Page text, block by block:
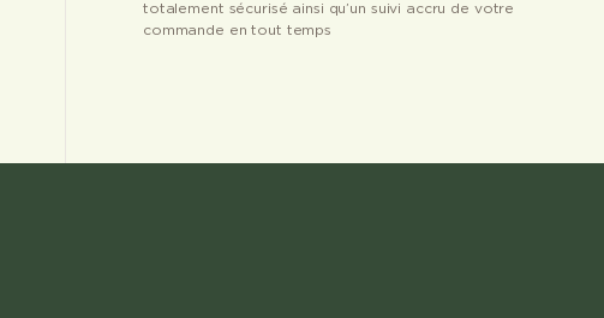
totalement sécurisé ainsi qu’un suivi accru de votre
commande en tout temps